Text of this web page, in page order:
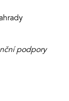
podpory